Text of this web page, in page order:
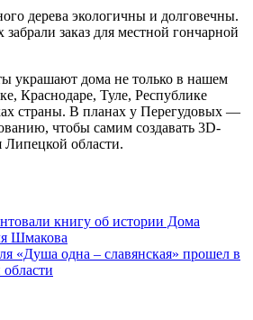
дерева экологичны и долговечны.
заказ для местной гончарной
украшают дома не только в нашем
Краснодаре, Туле, Республике
страны. В планах у Перегудовых —
чтобы самим создавать 3D-
области.
книгу об истории Дома
Шмакова
«Душа одна – славянская» прошел в